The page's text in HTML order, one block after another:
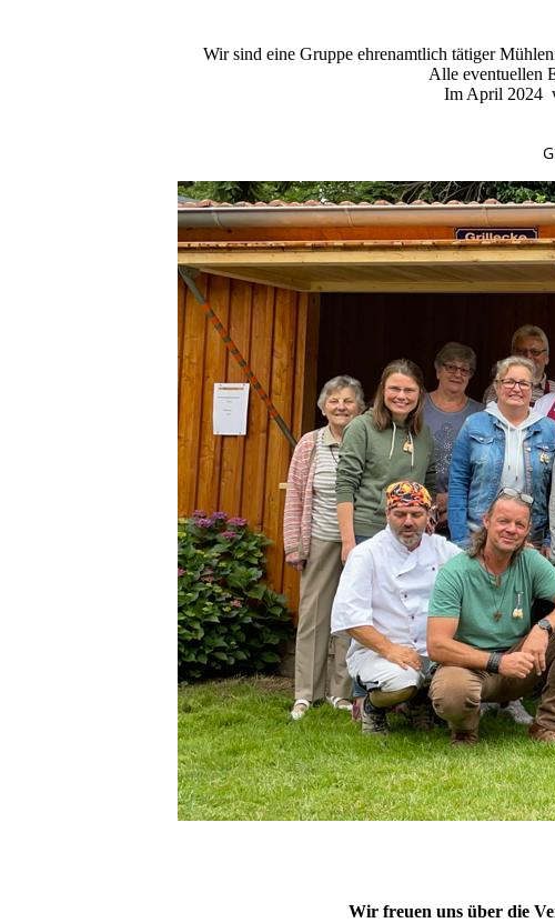
Wir sind eine Gruppe ehrenamtlich tätiger
Alle eventuellen
Im April 2024
Wir freuen uns über die